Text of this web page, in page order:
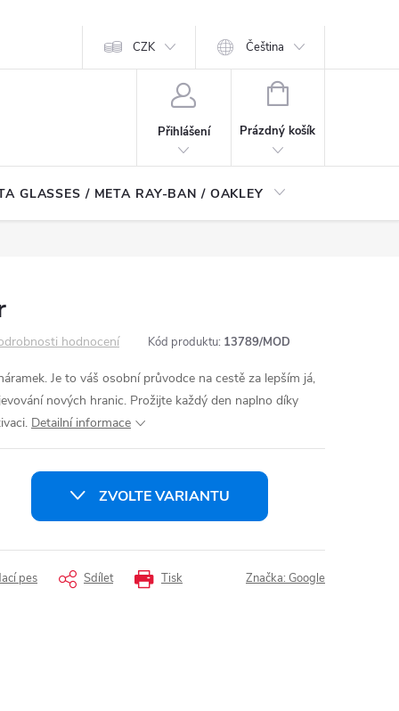
CZK Čeština
Přihlášení
NÁKUPNÍ
Prázdný košík
GLASSES / META RAY-BAN / OAKLEY
hodnocení Kód produktu: 13789/MOD
Je to váš osobní průvodce na cestě za lepším já,
nových hranic. Prožijte každý den naplno díky
Detailní informace
ZVOLTE VARIANTU
Tisk
pes Sdílet Značka: Google